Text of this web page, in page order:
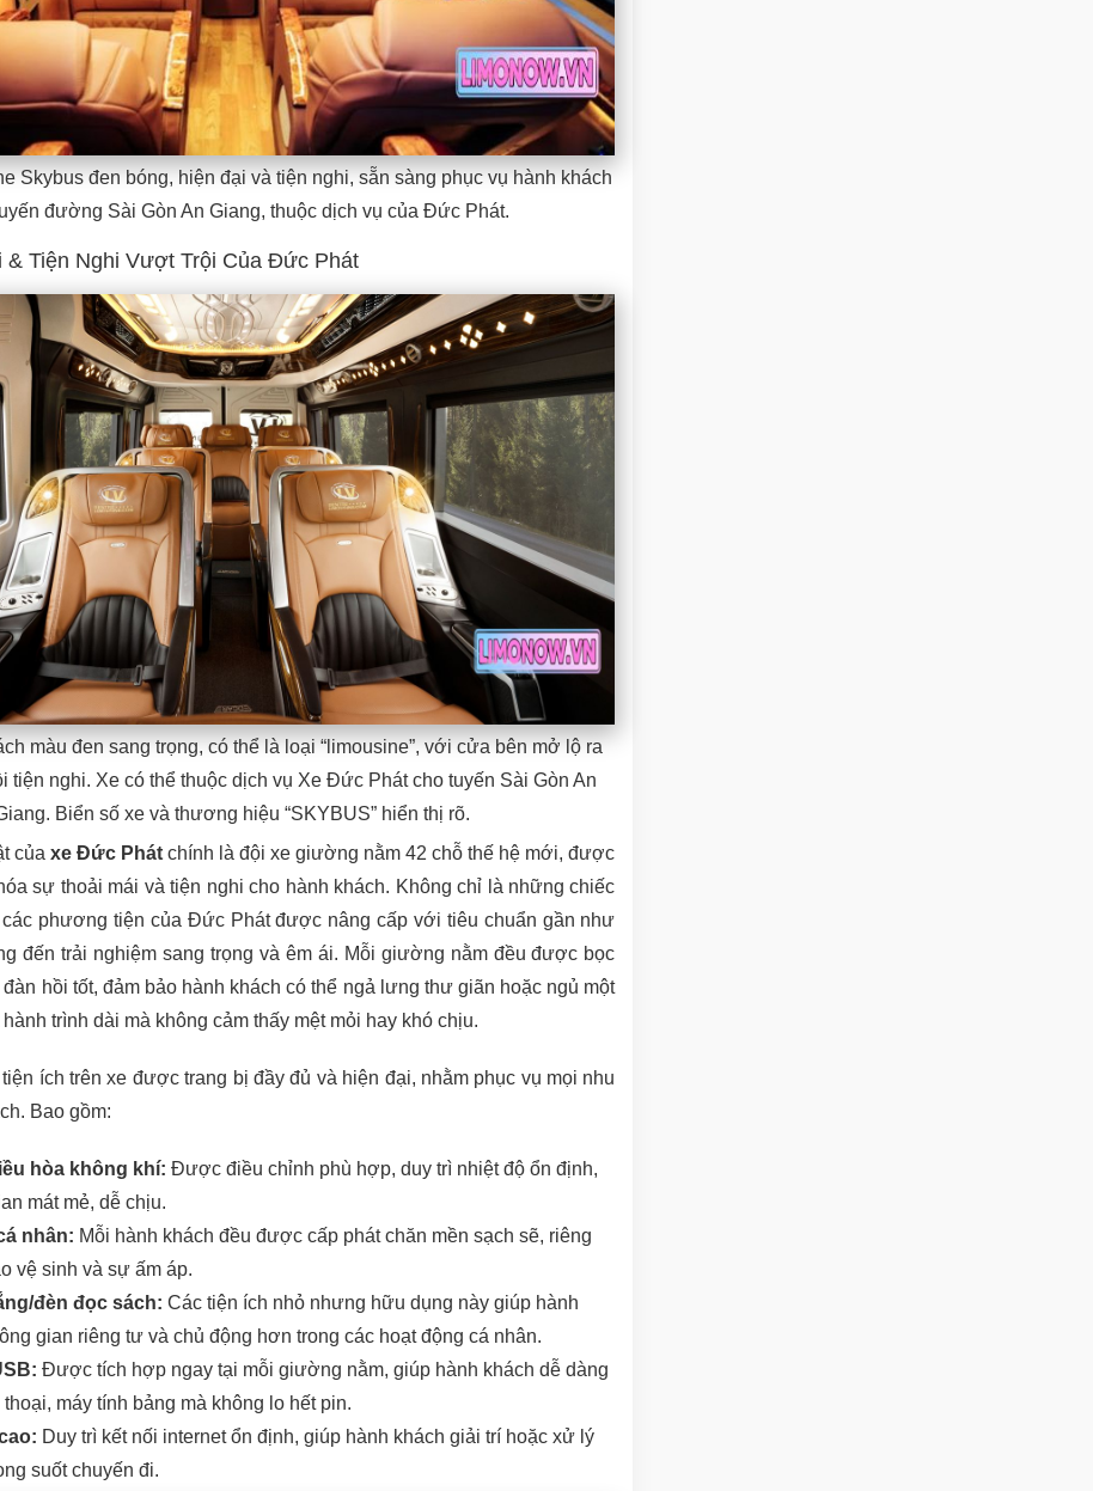
Skybus đen bóng, hiện đại và tiện nghi, sẵn sàng phục vụ hành khách
đường Sài Gòn An Giang, thuộc dịch vụ của Đức Phát.
Tiện Nghi Vượt Trội Của Đức Phát
màu đen sang trọng, có thể là loại “limousine”, với cửa bên mở lộ ra
tiện nghi. Xe có thể thuộc dịch vụ Xe Đức Phát cho tuyến Sài Gòn An
Biển số xe và thương hiệu “SKYBUS” hiển thị rõ.
của xe Đức Phátchính là đội xe giường nằm 42 chỗ thế hệ mới, được
sự thoải mái và tiện nghi cho hành khách. Không chỉ là những chiếc
phương tiện của Đức Phát được nâng cấp với tiêu chuẩn gần như
đến trải nghiệm sang trọng và êm ái. Mỗi giường nằm đều được bọc
hồi tốt, đảm bảo hành khách có thể ngả lưng thư giãn hoặc ngủ một
trình dài mà không cảm thấy mệt mỏi hay khó chịu.
ích trên xe được trang bị đầy đủ và hiện đại, nhằm phục vụ mọi nhu
Bao gồm:
hòa không khí: Được điều chỉnh phù hợp, duy trì nhiệt độ ổn định,
mát mẻ, dễ chịu.
nhân: Mỗi hành khách đều được cấp phát chăn mền sạch sẽ, riêng
vệ sinh và sự ấm áp.
đèn đọc sách: Các tiện ích nhỏ nhưng hữu dụng này giúp hành
gian riêng tư và chủ động hơn trong các hoạt động cá nhân.
Được tích hợp ngay tại mỗi giường nằm, giúp hành khách dễ dàng
máy tính bảng mà không lo hết pin.
Duy trì kết nối internet ổn định, giúp hành khách giải trí hoặc xử lý
suốt chuyến đi.